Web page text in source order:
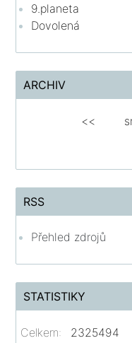
9.planeta
Dovolená
ARCHIV
<<
RSS
Přehled zdrojů
STATISTIKY
Celkem:
2325494